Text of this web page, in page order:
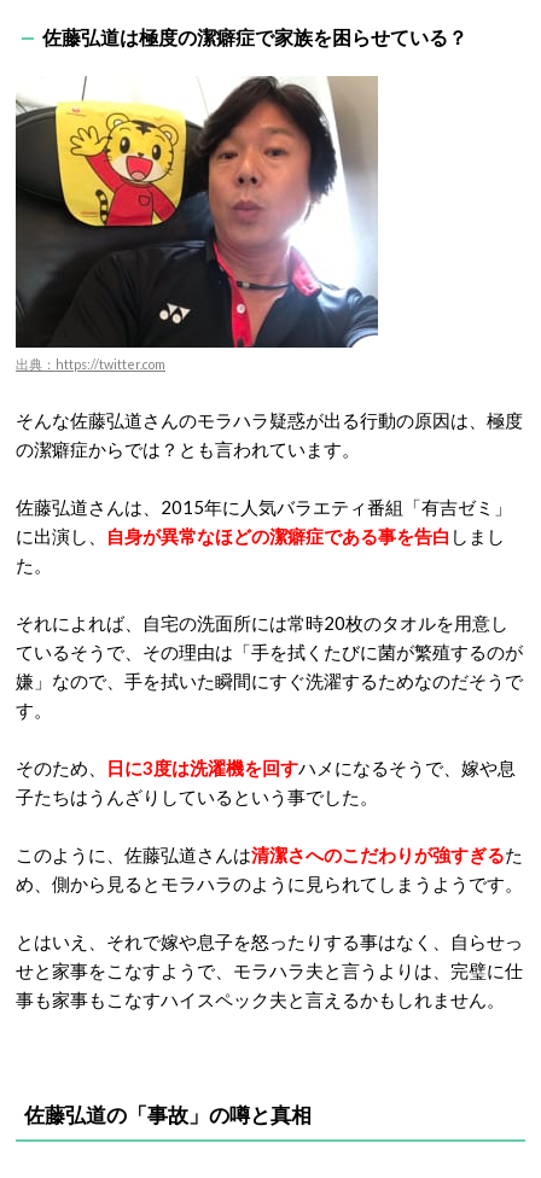
佐藤弘道は極度の潔癖症で家族を困らせている？
出典：https://twitter.com
そんな佐藤弘道さんのモラハラ疑惑が出る行動の原因は、極度
の潔癖症からでは？とも言われています。
佐藤弘道さんは、2015年に人気バラエティ番組「有吉ゼミ」
に出演し、
自身が異常なほどの潔癖症である事を告白 しまし
た。
それによれば、自宅の洗面所には常時20枚のタオルを用意し
ているそうで、その理由は「手を拭くたびに菌が繁殖するのが
嫌」なので、手を拭いた瞬間にすぐ洗濯するためなのだそうで
す。
そのため、 日に3度は洗濯機を回すハメになるそうで、嫁や息
子たちはうんざりしているという事でした。
このように、佐藤弘道さんは清潔さへのこだわりが強すぎるた
め、側から見るとモラハラのように見られてしまうようです。
とはいえ、それで嫁や息子を怒ったりする事はなく、自らせっ
せと家事をこなすようで、モラハラ夫と言うよりは、完璧に仕
事も家事もこなすハイスペック夫と言えるかもしれません。
佐藤弘道の「事故」の噂と真相